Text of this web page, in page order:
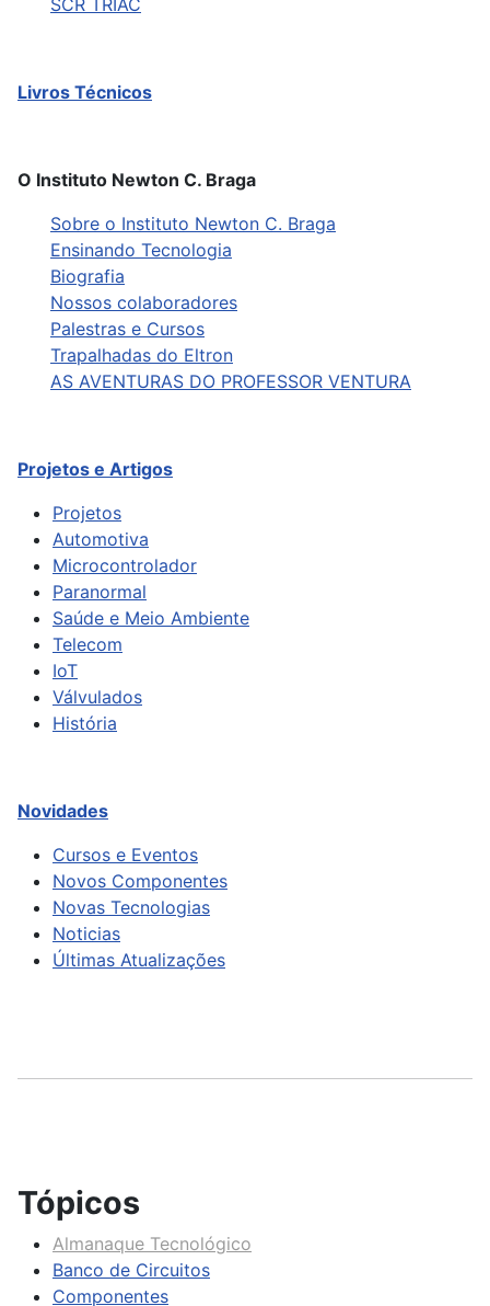
SCR TRIAC
Livros Técnicos
O Instituto Newton C. Braga
Sobre o Instituto Newton C. Braga
Ensinando Tecnologia
Biografia
Nossos colaboradores
Palestras e Cursos
Trapalhadas do Eltron
AS AVENTURAS DO PROFESSOR VENTURA
Projetos e Artigos
Projetos
Automotiva
Microcontrolador
Paranormal
Saúde e Meio Ambiente
Telecom
IoT
Válvulados
História
Novidades
Cursos e Eventos
Novos Componentes
Novas Tecnologias
Noticias
Últimas Atualizações
Tópicos
Almanaque Tecnológico
Banco de Circuitos
Componentes